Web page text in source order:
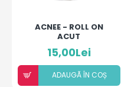
ACNEE - ROLL ON
ACUT
15,00Lei
ADAUGÃ ÎN COȘ